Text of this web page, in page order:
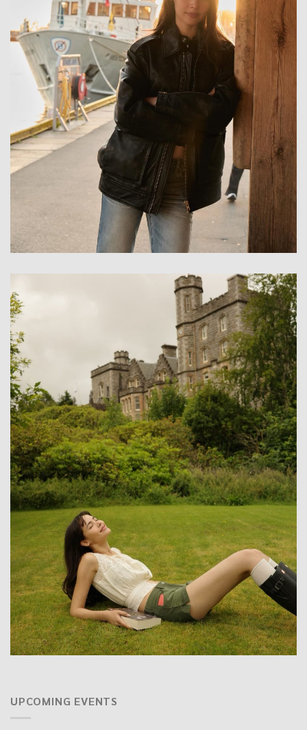
UPCOMING EVENTS